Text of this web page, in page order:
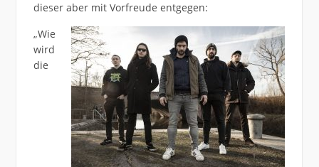
dieser aber mit Vorfreude entgegen:
„Wie
wird
die